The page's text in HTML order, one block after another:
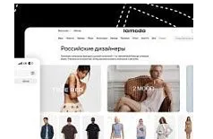
BALLINA представит
Shoes
Компания BALLINA
Co., Ltd., основанная в
Гуанчжоу, столице моды